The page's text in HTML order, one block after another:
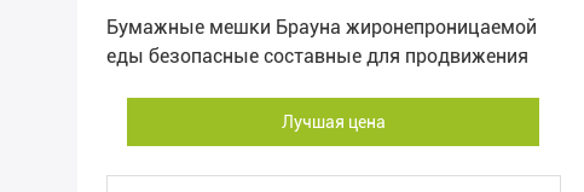
Бумажные мешки Брауна жиронепроницаемой
еды безопасные составные для продвижения
Лучшая цена